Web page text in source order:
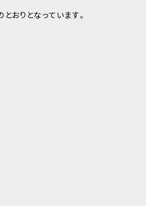
おりとなっています。